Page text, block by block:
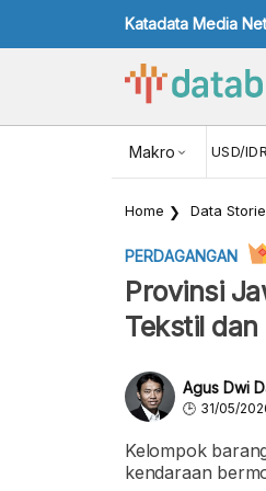
Katadata Media
Makro
NILAI TUKAR USD/
Home Data
PERDAGANGAN
Provinsi
Tekstil dan
Agus Dwi
31/05/
Kelompok
kendaraan